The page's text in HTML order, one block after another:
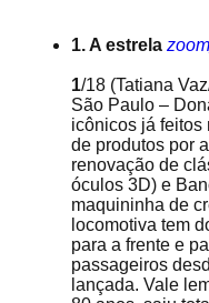
1. A estrela
1/18 (Tatiana
São Paulo –
icônicos já feitos
de produtos por
renovação de
óculos 3D) e
maquininha de
locomotiva tem
para a frente e
passageiros
lançada. Vale